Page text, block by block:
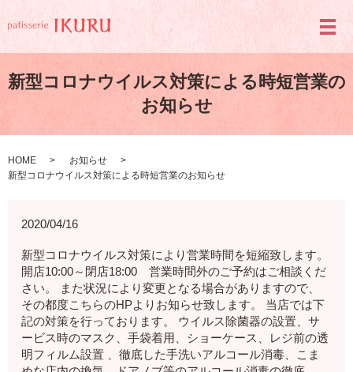
メ
新型コロナウイルス対策による時短営業の
お知らせ
HOME
お知らせ
新型コロナウイルス対策による時短営業のお知らせ
2020/04/16
新型コロナウイルス対策により営業時間を短縮致します。
開店10:00～閉店18:00 営業時間外のご予約はご相談くだ
さい。 また状況により変更となる場合がありますので、
その都度こちらのHPよりお知らせ致します。 当店では下
記の対策を行っております。 ウイルス除菌器の設置、サ
ービス時のマスク、手袋着用、ショーケース、レジ前の透
明フィルム設置 、徹底した手洗いアルコール消毒、こま